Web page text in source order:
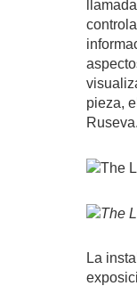
pieza,
Ruseva.
La